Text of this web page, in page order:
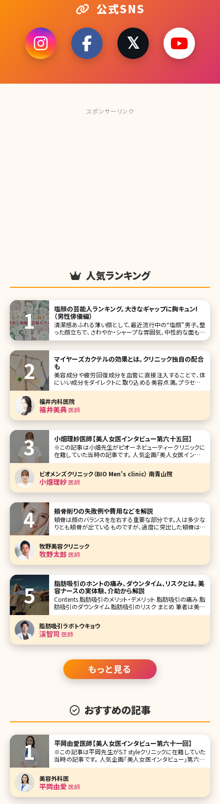
公式SNS
スポンサーリンク
人気ランキング
塩顔の芸能人ランキング。大きなギャップに胸キュン!
（男性俳優編）
清潔感あふれる薄い顔として、最近流行中の“塩顔”男子。整
った顔立ちで、さわやか・シャープな雰囲気、中性的な面も併
せ持ち、それでいて立ってるだけで色気が横溢する塩顔男子
てあげたいという気持ちを刺激されて、いつのまにか塩顔男
子のペースに!?女
マイヤーズカクテルの効果とは。クリニック独自の配合
も
美容成分や疲労回復成分を血管に直接注入することで、体
にいい成分をダイレクトに取り込める美容点滴。プラセンタ
点滴やにんにく点滴などが有名ですが、不足しがちなビタミ
ンやミネラルを点滴するマイヤーズカクテルも根強い人気の
ある治療方法です。日本での知
福井内科医院
福井美典医師
小畑理紗医師【美人女医インタビュー第六十五回】
※この記事は小畑先生がピオーネビューティークリニックに
在籍していた当時の記事です。 人気企画「美人女医インタビ
ュー」第六十五回は、東京・西新宿のピオーネビューティーク
リニック（Pione Beauty Clinic）の小畑理紗（おばた りさ）先
生です。 ピオーネビューティークリニックは、お顔のた
ビオメンズクリニック（BIO Men's clinic） 南青山院
小畑理紗医師
頬骨削りの失敗例や費用などを解説
頬骨は顔のバランスを左右する重要な部分です。人は多少な
りとも頬骨が出ているものですが、過度に突出した頬骨はバ
ランスを悪くするだけでなく、顔を大きく見せてしまう原因に
あり、なかなか手術に踏み切れないという方も多いのではな
いでしょうか。今回は頬骨削
牧野美容クリニック
牧野太郎 医師
脂肪吸引のホントの痛み、ダウンタイム、リスクとは。美
容ナースの実体験、介助から解説
Contents 脂肪吸引のメリット・デメリット 脂肪吸引の痛み 脂
肪吸引のダウンタイム 脂肪吸引のリスク まとめ 筆者は美容
クリニックに勤務してから、様々な美容医療による治療を行
膚治療やスキンケ
脂肪吸引ラボトウキョウ
渓智司 医師
もっと見る
おすすめの記事
平岡由愛医師【美人女医インタビュー第六十一回】
※この記事は平岡先生がS.T styleクリニックに在籍していた
当時の記事です。 人気企画「美人女医インタビュー」第六十
一回は、東京・麹町のS.T styleクリニックの平岡由愛（ひらお
かゆま）先生です。 S.T styleクリニックは脂肪吸引、脂肪注入
を得意としていて、女性特有のお悩みに
美容外科医
平岡由愛 医師